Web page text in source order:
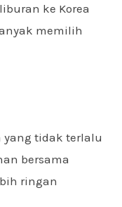
ke Korea
memilih
yang tidak terlalu
bersama
ringan